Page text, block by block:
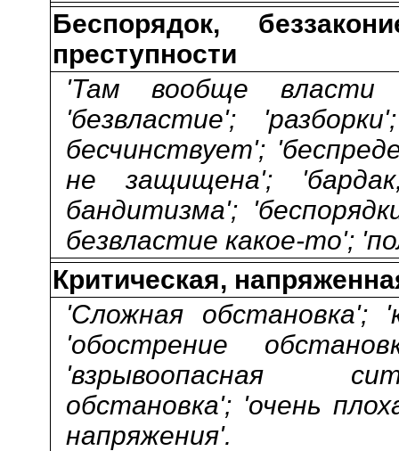
Беспорядок,
преступности
'Там вообще
'безвластие';
бесчинствует';
не защищена';
бандитизма';
безвластие какое-то';
Критическая,
'Сложная обстановка';
'обострение
'взрывоопасная
обстановка'; 'очень
напряжения'.